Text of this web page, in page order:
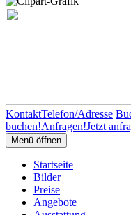
KontaktTelefon/Adresse
buchen!Anfragen!Jetzt
Menü öffnen
Startseite
Bilder
Preise
Angebote